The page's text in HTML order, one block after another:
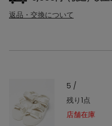
返品・交換について
5 /
残り1点
店舗在庫